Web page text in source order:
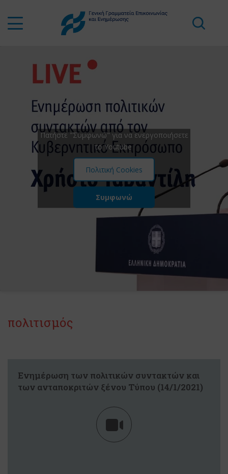
Πατήστε "Συμφωνώ" για να ενεργοποιήσετε
το Youtube
Πολιτική Cookies
Συμφωνώ
πολιτισμός
Eνημέρωση των πολιτικών συντακτών και
των ανταποκριτών ξένου Τύπου (14/1/2021)